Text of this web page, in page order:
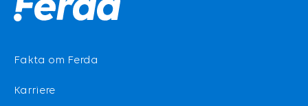
Fakta om Ferda
Karriere